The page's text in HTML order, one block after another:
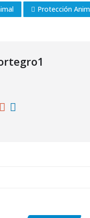
Protección